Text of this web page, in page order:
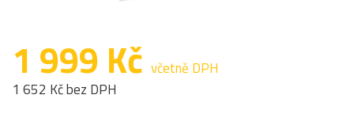
1 999 Kč včetně DPH
1 652 Kč bez DPH